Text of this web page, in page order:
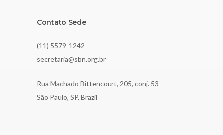
Contato Sede
(11) 5579-1242
secretaria@sbn.org.br
Rua Machado Bittencourt, 205, conj. 53
São Paulo, SP, Brazil